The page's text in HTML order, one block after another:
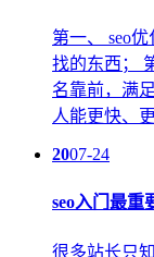
第一、 seo
找的东西；
名靠前，满
人能更快、
2007-24
seo入门最重
很多站长只